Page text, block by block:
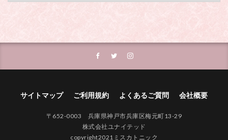
サイトマップ ご利用規約 よくあるご質問 会社概要
〒652-0003 兵庫県神戸市兵庫区梅元町13-29
株式会社ユナイテッド
copyright2021ミスカトニック